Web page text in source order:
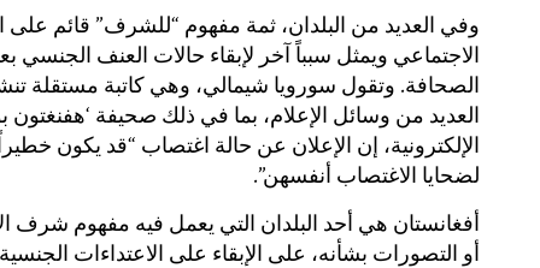
وفي العديد من البلدان، ثمة مفهوم “للشرف” قائم على
الاجتماعي ويمثل سبباً آخر لإبقاء حالات العنف الجنسي
الصحافة. وتقول سورويا شيمالي، وهي كاتبة مستقلة
العديد من وسائل الإعلام، بما في ذلك صحيفة
الإلكترونية، إن الإعلان عن حالة اغتصاب “قد يكون
لضحايا الاغتصاب أنفسهن”.
أفغانستان هي أحد البلدان التي يعمل فيه مفهوم شرف
أو التصورات بشأنه، على الإبقاء على الاعتداءات